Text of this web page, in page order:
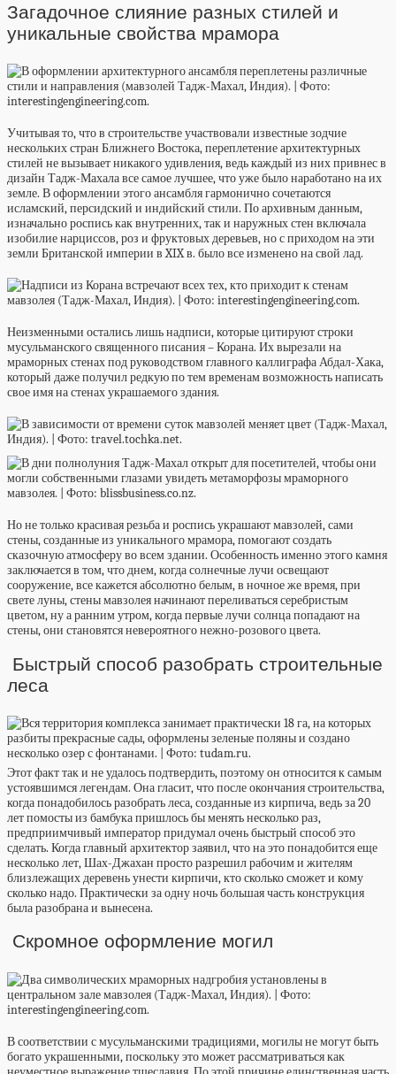
Загадочное слияние разных стилей и
уникальные свойства мрамора
Учитывая то, что в строительстве участвовали известные зодчие
нескольких стран Ближнего Востока, переплетение архитектурных
стилей не вызывает никакого удивления, ведь каждый из них привнес в
дизайн Тадж-Махала все самое лучшее, что уже было наработано на их
земле. В оформлении этого ансамбля гармонично сочетаются
исламский, персидский и индийский стили. По архивным данным,
изначально роспись как внутренних, так и наружных стен включала
изобилие нарциссов, роз и фруктовых деревьев, но с приходом на эти
земли Британской империи в XIX в. было все изменено на свой лад.
Неизменными остались лишь надписи, которые цитируют строки
мусульманского священного писания – Корана. Их вырезали на
мраморных стенах под руководством главного каллиграфа Абдал-Хака,
который даже получил редкую по тем временам возможность написать
свое имя на стенах украшаемого здания.
Но не только красивая резьба и роспись украшают мавзолей, сами
стены, созданные из уникального мрамора, помогают создать
сказочную атмосферу во всем здании. Особенность именно этого камня
заключается в том, что днем, когда солнечные лучи освещают
сооружение, все кажется абсолютно белым, в ночное же время, при
свете луны, стены мавзолея начинают переливаться серебристым
цветом, ну а ранним утром, когда первые лучи солнца попадают на
стены, они становятся невероятного нежно-розового цвета.
Быстрый способ разобрать строительные
леса
Этот факт так и не удалось подтвердить, поэтому он относится к самым
устоявшимся легендам. Она гласит, что после окончания строительства,
когда понадобилось разобрать леса, созданные из кирпича, ведь за 20
лет помосты из бамбука пришлось бы менять несколько раз,
предприимчивый император придумал очень быстрый способ это
сделать. Когда главный архитектор заявил, что на это понадобится еще
несколько лет, Шах-Джахан просто разрешил рабочим и жителям
близлежащих деревень унести кирпичи, кто сколько сможет и кому
сколько надо. Практически за одну ночь большая часть конструкция
была разобрана и вынесена.
Скромное оформление могил
В соответствии с мусульманскими традициями, могилы не могут быть
богато украшенными, поскольку это может рассматриваться как